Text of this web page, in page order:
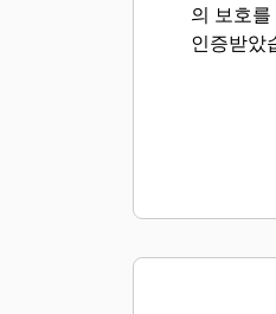
의 보호
인증받았